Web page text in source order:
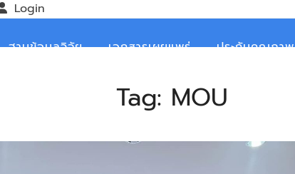
Login
ฐานข้อมูลวิจัย เอกสารเผยแพร่ ประกันคุณภาพ
Tag: MOU